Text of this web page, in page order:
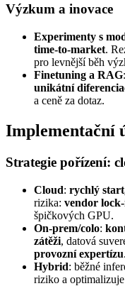
Výzkum a inovace
Experimenty s
time‑to‑market.
pro levnější běh
Finetuning a RAG
unikátní
a ceně za dotaz.
Implementační
Strategie pořízení:
Cloud: rychlý
rizika: vendor
špičkových GPU.
On‑prem/colo:
zátěži, datová
provozní expertízu.
Hybrid: běžné
riziko a